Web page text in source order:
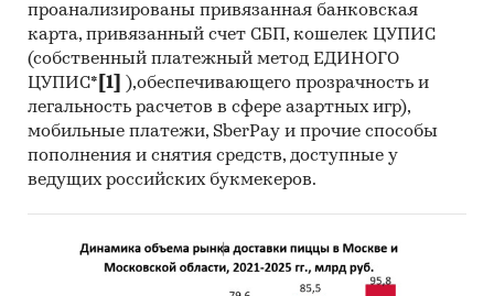
проанализированы привязанная банковская
карта, привязанный счет СБП, кошелек ЦУПИС
(собственный платежный метод ЕДИНОГО
ЦУПИС* [1]
),обеспечивающего прозрачность и
легальность расчетов в сфере азартных игр),
мобильные платежи, SberPay и прочие способы
пополнения и снятия средств, доступные у
ведущих российских букмекеров.